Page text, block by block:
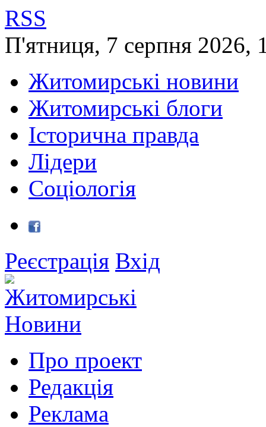
RSS
П'ятниця, 7 серпня 2026,
Житомирські новини
Житомирські блоги
Історична правда
Лідери
Соціологія
Реєстрація Вхід
Про проект
Редакція
Реклама